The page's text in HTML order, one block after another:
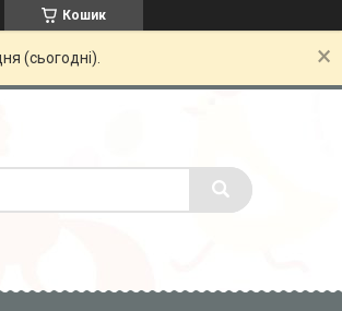
Кошик
(сьогодні).